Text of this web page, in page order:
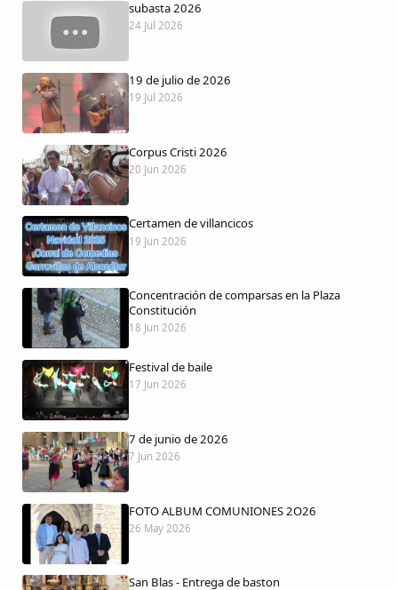
Modo oscuro
subasta 2026
24 Jul 2026
19 de julio de 2026
19 Jul 2026
Corpus Cristi 2026
20 Jun 2026
Certamen de villancicos
19 Jun 2026
Concentración de comparsas en la Plaza
Constitución
18 Jun 2026
Festival de baile
17 Jun 2026
7 de junio de 2026
7 Jun 2026
FOTO ALBUM COMUNIONES 2O26
26 May 2026
San Blas - Entrega de baston
Compartir en Facebook
Compartir en Twitter
Copiar enlace